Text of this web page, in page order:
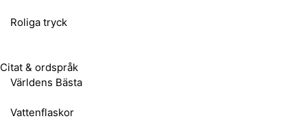
Roliga tryck
Citat & ordspråk
Världens Bästa
Vattenflaskor